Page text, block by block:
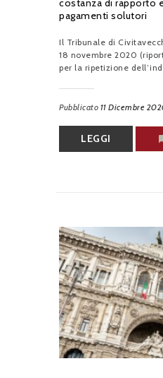
costanza di rapporto
pagamenti solutori
Il Tribunale di
18 novembre 2020
per la ripetizione
Pubblicato 11 Dicembre
LEGGI